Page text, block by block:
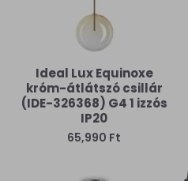
Ideal Lux Equinoxe
króm-átlátszó csillár
(IDE-326368) G4 1 izzós
IP20
65,990 Ft